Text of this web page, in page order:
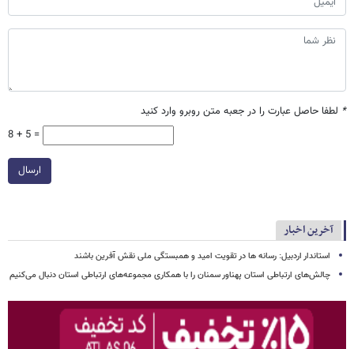
* لطفا حاصل عبارت را در جعبه متن روبرو وارد کنید
8 + 5 =
ارسال
آخرین اخبار
استاندار اردبیل: رسانه ها در تقویت امید و همبستگی ملی نقش‌ آفرین باشند
چالش‌های ارتباطی استان پهناور سمنان را با همکاری مجموعه‌های ارتباطی استان دنبال می‌کنیم